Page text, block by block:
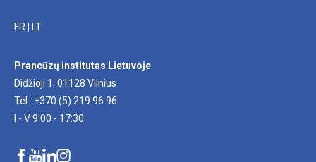
FR LT
Prancūzų institutas Lietuvoje
Didžioji 1, 01128 Vilnius
Tel.: +370 (5) 219 96 96
I - V 9:00 - 17:30